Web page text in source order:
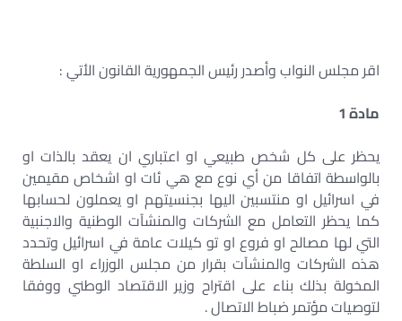
اقر مجلس النواب وأصدر رئيس الجمهورية القانون الأتي :
مادة 1
يحظر على كل شخص طبيعي او اعتباري ان يعقد بالذات او
بالواسطة اتفاقا من أي نوع مع هي ئات او اشخاص مقيمين
في اسرائيل او منتسبين اليها بجنسيتهم او يعملون لحسابها
كما يحظر التعامل مع الشركات والمنشآت الوطنية والاجنبية
التي لها مصالح او فروع او تو كيلات عامة في اسرائيل وتحدد
هذه الشركات والمنشآت بقرار من مجلس الوزراء او السلطة
المخولة بذلك بناء على اقتراح وزير الاقتصاد الوطني ووفقا
لتوصيات مؤتمر ضباط الاتصال .